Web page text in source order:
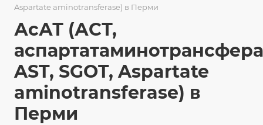
Aspartate aminotransferase) в Перми
АсАТ (АСТ,
AST, SGOT, Aspartate
aminotransferase) в
Перми